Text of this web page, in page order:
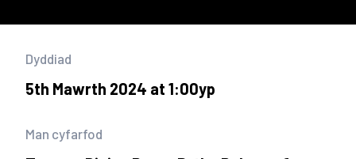
Dyddiad
5th Mawrth 2024 at 1:00yp
Man cyfarfod